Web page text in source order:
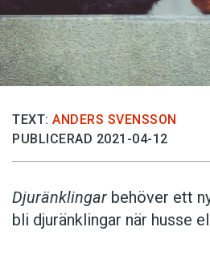
TEXT: ANDERS SVENSSON
PUBLICERAD 2021-04-12
Djuränklingar behöver ett
bli djuränklingar när husse